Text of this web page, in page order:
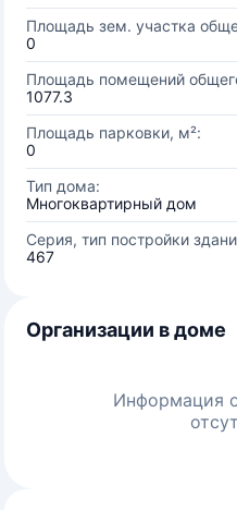
Площадь зем. участка
0
Площадь помещений
1077.3
Площадь парковки, м²:
0
Тип дома:
Многоквартирный дом
Серия, тип постройки
467
Организации в доме
Информация